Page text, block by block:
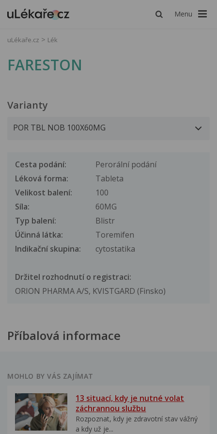
Menu
uLékaře.cz Lék
FARESTON
Varianty
Cesta podání:
Perorální podání
Léková forma:
Tableta
Velikost balení:
100
Síla:
60MG
Typ balení:
Blistr
Účinná látka:
Toremifen
Indikační skupina:
cytostatika
Držitel rozhodnutí o registraci:
ORION PHARMA A/S, KVISTGARD (Finsko)
Příbalová informace
MOHLO BY VÁS ZAJÍMAT
13 situací, kdy je nutné volat
záchrannou službu
Rozpoznat, kdy je zdravotní stav vážný
a kdy už je...